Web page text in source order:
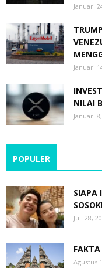
Januari
Januari
NILAI
Januari
POPULER
SIAPA
Juli 28,
Agustus